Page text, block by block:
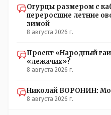
Огурцы размером с
переросшие летние
зимой
8 августа 2026 г.
Проект «Народный
«лежачих»?
8 августа 2026 г.
Николай ВОРОНИН:
8 августа 2026 г.